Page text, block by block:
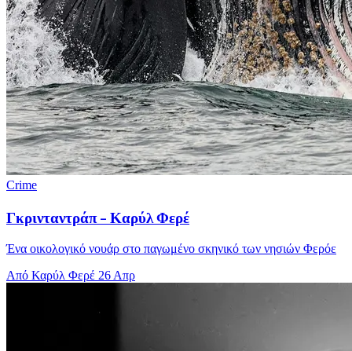
Crime
Γκρινταντράπ - Καρύλ Φερέ
Ένα οικολογικό νουάρ στο παγωμένο σκηνικό των νησιών Φερόε
Από Καρύλ Φερέ 26 Απρ